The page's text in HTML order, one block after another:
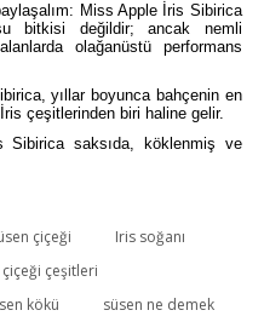
Miss Apple İris Sibirica
bitkisi değildir; ancak nemli
olağanüstü performans
yıllar boyunca bahçenin en
çeşitlerinden biri haline gelir.
Sibirica saksıda, köklenmiş ve
siz yapın!
çiçeği
Iris soğanı
çeşitleri
kökü
süsen ne demek